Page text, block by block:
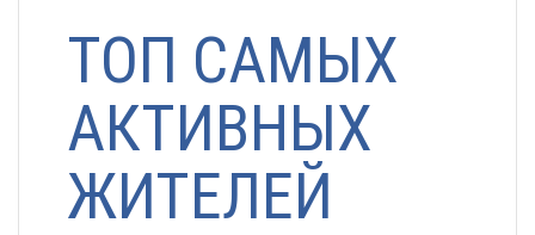
ТОП САМЫХ
АКТИВНЫХ
ЖИТЕЛЕЙ